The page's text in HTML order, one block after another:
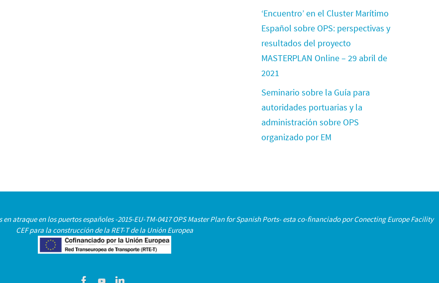
‘Encuentro’ en el Cluster Marítimo
Español sobre OPS: perspectivas y
resultados del proyecto
MASTERPLAN Online – 29 abril de
2021
Seminario sobre la Guía para
autoridades portuarias y la
administración sobre OPS
organizado por EM
atraque en los puertos españoles -2015-EU-TM-0417 OPS Master Plan for Spanish Ports- esta co-financiado por Conecting Europe Facility
CEF para la construcción de la RET-T de la Unión Europea